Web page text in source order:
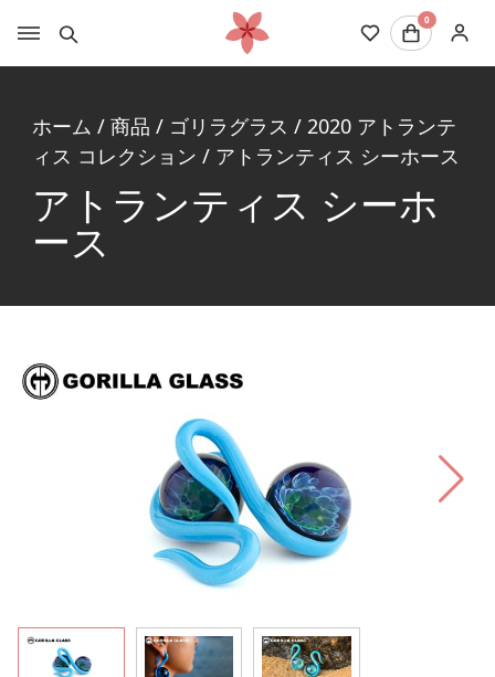
0
ホーム / 商品 / ゴリラグラス / 2020 アトランテ
ィス コレクション / アトランティス シーホース
アトランティス シーホ
ース